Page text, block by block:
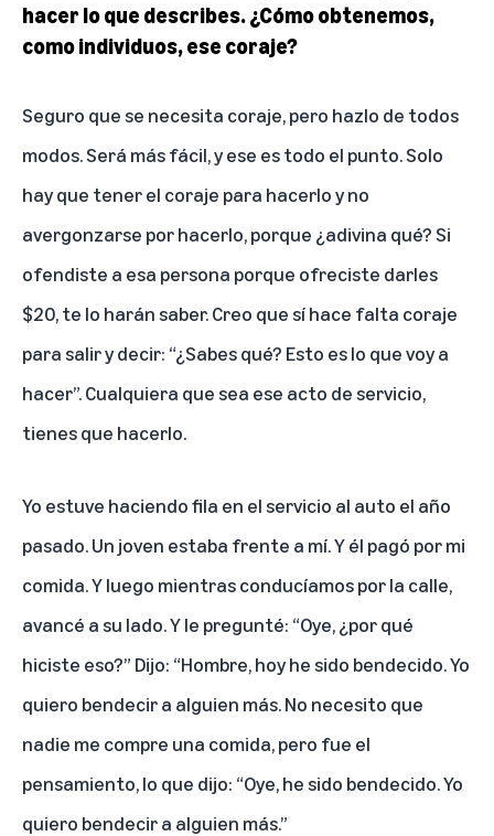
hacer lo que describes. ¿Cómo obtenemos,
como individuos, ese coraje?
Seguro que se necesita coraje, pero hazlo de todos
modos. Será más fácil, y ese es todo el punto. Solo
hay que tener el coraje para hacerlo y no
avergonzarse por hacerlo, porque ¿adivina qué? Si
ofendiste a esa persona porque ofreciste darles
$20, te lo harán saber. Creo que sí hace falta coraje
para salir y decir: “¿Sabes qué? Esto es lo que voy a
hacer”. Cualquiera que sea ese acto de servicio,
tienes que hacerlo.
Yo estuve haciendo fila en el servicio al auto el año
pasado. Un joven estaba frente a mí. Y él pagó por mi
comida. Y luego mientras conducíamos por la calle,
avancé a su lado. Y le pregunté: “Oye, ¿por qué
hiciste eso?” Dijo: “Hombre, hoy he sido bendecido. Yo
quiero bendecir a alguien más. No necesito que
nadie me compre una comida, pero fue el
pensamiento, lo que dijo: “Oye, he sido bendecido. Yo
quiero bendecir a alguien más.”